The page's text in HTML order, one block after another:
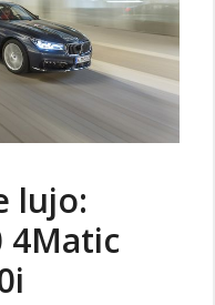
lujo:
4Matic